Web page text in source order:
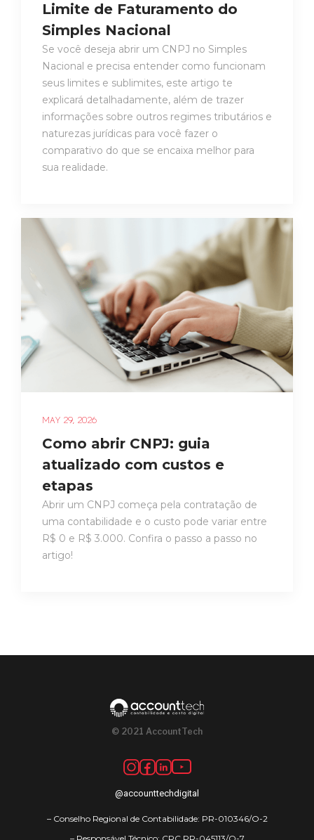
Limite de Faturamento do
Simples Nacional
Se você deseja abrir um CNPJ no Simples
Nacional e precisa entender como funcionam
seus limites e sublimites, este artigo te
explicará detalhadamente, além de trazer
informações sobre outros regimes tributários e
naturezas jurídicas para você fazer o
comparativo do que se encaixa melhor para
sua realidade.
MAY 29, 2026
Como abrir CNPJ: guia
atualizado com custos e
etapas
Abrir um CNPJ começa pela contratação de
uma contabilidade e o custo pode variar entre
R$ 0 e R$ 3.000. Confira o passo a passo no
artigo!
© 2021 AccountTech
@accounttechdigital
– Conselho Regional de Contabilidade: PR-010346/O-2